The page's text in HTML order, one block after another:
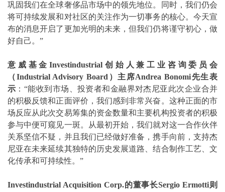
巩固我们在全球奢侈品市场中的领先地位。同时，我们仍会
将可持续发展和对社区的关注作为一切事务的核心。今天宣
布的消息开启了更加光明的未来，但我们仍将谨守初心，做
好自己。”
意威基金Investindustrial创始人兼工业咨询委员会
（Industrial Advisory Board）主席Andrea Bonomi先生表
示 ：“能收到市场、投资者和金融界对杰尼亚此次企业合并
的积极反馈和正面评价，我们感到非常兴奋。这种正面的市
场反应从此次交易筹集的资金数量和主要机构投资者的积极
参与中便可窥见一斑。从最初开始，我们就对这一合作伙伴
关系坚信不疑，并且我们已经做好准备，携手向前，支持杰
尼亚在未来延续其独特的历史发展道路、结合制作工艺、文
化传承和可持续性。”
Investindustrial Acquisition Corp.的董事长Sergio Ermotti则